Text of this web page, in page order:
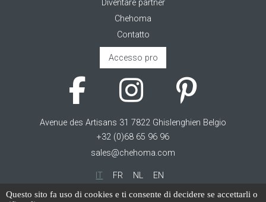
Diventare partner
Chehoma
Contatto
Accesso pro
Avenue des Artisans 31 7822 Ghislenghien Belgio
+32 (0)68 65 96 96
sales@chehoma.com
IT FR NL EN
Cookie management
Questo sito fa uso di cookies e ti consente di decidere se accettarli o